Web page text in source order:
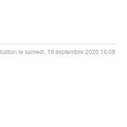
le samedi, 19 septembre 2020 16:08